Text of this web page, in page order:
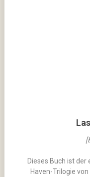
Dieses Buch ist
Haven-Trilogie